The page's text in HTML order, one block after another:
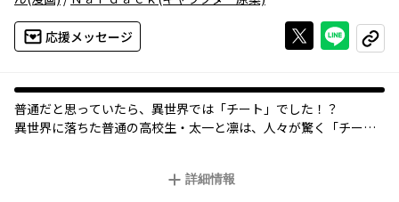
応援メッセージ Xで投稿する
ライン
コピー
普通だと思っていたら、異世界では「チート」でした！？
異世界に落ちた普通の高校生・太一と凛は、人々が驚く「チー
詳細情報